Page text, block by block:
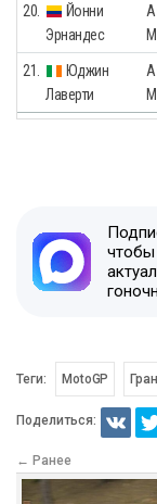
20.
Йонни
Эрнандес
21.
Юджин
Лаверти
чтобы
Теги: MotoGP
Поделиться:
← Ранее